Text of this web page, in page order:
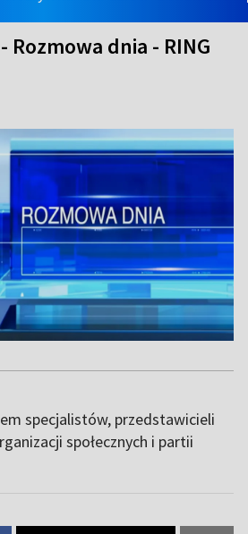
Rozmowa dnia - RING
specjalistów, przedstawicieli
społecznych i partii